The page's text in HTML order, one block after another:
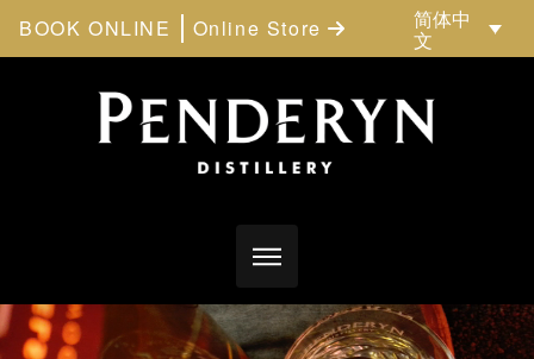
BOOK ONLINE Online Store 简体中
文